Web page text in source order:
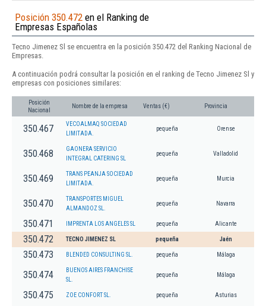
Posición 350.472 en el Ranking de
Empresas Españolas
Tecno Jimenez Sl se encuentra en la posición 350.472 del Ranking Nacional de
Empresas.
A continuación podrá consultar la posición en el ranking de Tecno Jimenez Sl y
empresas con posiciones similares:
Posición
Nacional
Nombre de la empresa Ventas (€) Provincia
350.467
VECOALMAQ SOCIEDAD
LIMITADA.
pequeña Orense
350.468
GAONERA SERVICIO
INTEGRAL CATERING SL
pequeña Valladolid
350.469
TRANS PEANJA SOCIEDAD
LIMITADA.
pequeña Murcia
350.470
TRANSPORTES MIGUEL
ALMANDOZ SL.
pequeña Navarra
350.471 IMPRENTA LOS ANGELES SL pequeña Alicante
350.472 TECNO JIMENEZ SL pequeña Jaén
350.473 BLENDED CONSULTING SL. pequeña Málaga
350.474
BUENOS AIRES FRANCHISE
SL.
pequeña Málaga
350.475 ZOE CONFORT SL. pequeña Asturias